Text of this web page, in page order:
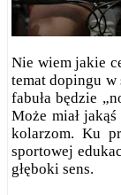
Nie wiem jakie
temat dopingu w
fabuła będzie
Może miał
kolarzom. Ku
sportowej
głęboki sens.